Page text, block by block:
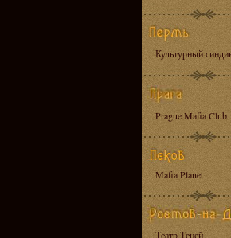
Культурный
Prague Mafia Club
Mafia Planet
Театр Теней